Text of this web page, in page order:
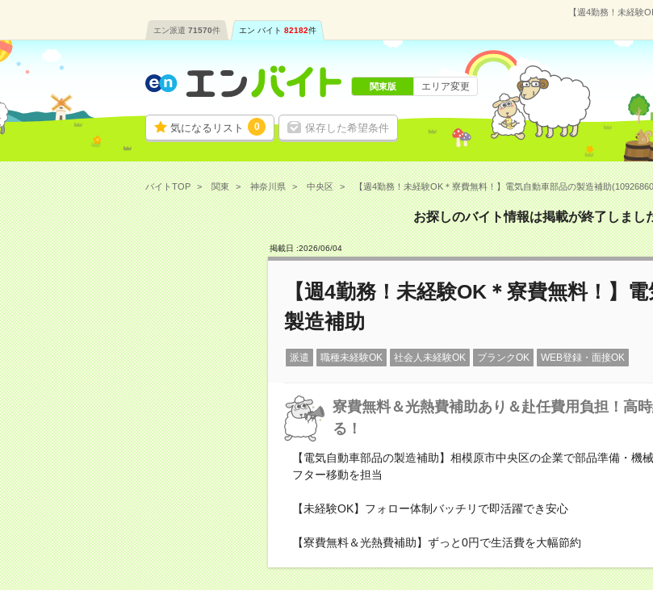
【週4勤務！未経験
エン派遣 71570件 エン バイト 82182件
気になるリスト 0 保存した希望条件
関東版 エリア変更
バイトTOP 関東 神奈川県 中央区 【週4勤務！未経験OK＊寮費無料！】電気自動車部品の製造補助
お探しのバイト情報は掲載が終了しまし
掲載日 :2026/06/04
【週4勤務！未経験OK＊寮費無料！】
製造補助
派遣 職種未経験OK 社会人未経験OK ブランクOK WEB登録・面接OK
寮費無料＆光熱費補助あり＆赴任費用負担！高
る！
【電気自動車部品の製造補助】相模原市中央区の企業で部品準備・機
フター移動を担当
【未経験OK】フォロー体制バッチリで即活躍でき安心
【寮費無料＆光熱費補助】ずっと0円で生活費を大幅節約